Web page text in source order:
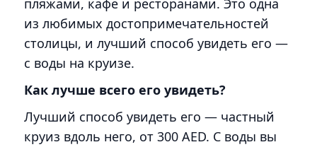
пляжами, кафе и ресторанами. Это одна
из любимых достопримечательностей
столицы, и лучший способ увидеть его —
с воды на круизе.
Как лучше всего его увидеть?
Лучший способ увидеть его — частный
круиз вдоль него, от 300 AED. С воды вы